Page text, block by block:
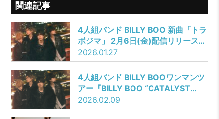
関連記事
4人組バンド BILLY BOO 新曲「トラ
ボジマ」 2月6日(金)配信リリース決
定！ジャケット写真、キャンペーン
情報を解禁！
2026.01.27
4人組バンド BILLY BOOワンマンツ
アー『BILLY BOO “CATALYST
tour 2026″』開催を発表！新曲「ト
ラボジマ」MVを公開！
2026.02.09